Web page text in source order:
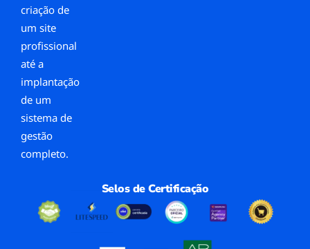
criação de
um site
profissional
até a
implantação
de um
sistema de
gestão
completo.
Selos de Certificação